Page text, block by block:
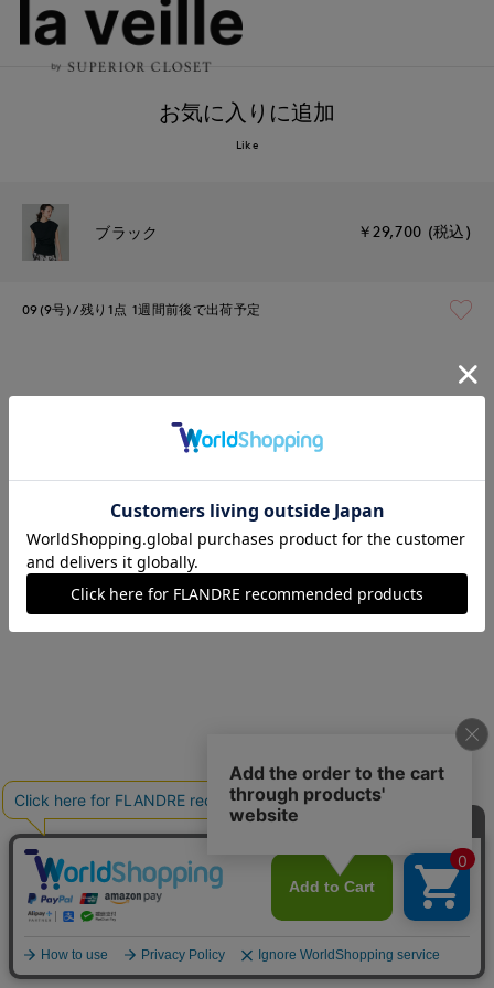
お気に入りに追加
Like
ブラック ￥29,700 (税込)
09(9号) 残り1点 1週間前後で出荷予定